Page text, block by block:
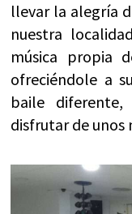
llevar la alegría
nuestra
música propia
ofreciéndole a
baile
disfrutar de